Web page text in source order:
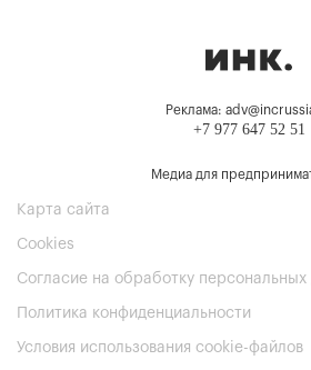
Реклама:
+7 977 647 52 51
Медиа для
Карта сайта
Cookies
Согласие на обработку персональных
Политика конфиденциальности
Условия использования cookie-файлов